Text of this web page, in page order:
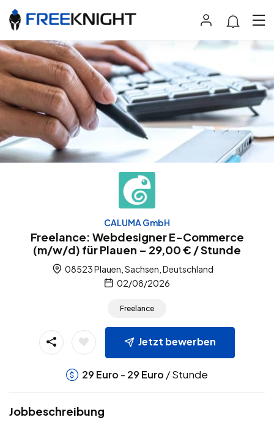
CALUMA GmbH
Freelance: Webdesigner E-Commerce
(m/w/d) für Plauen – 29,00 € / Stunde
08523 Plauen, Sachsen, Deutschland
02/08/2026
Freelance
Jetzt bewerben
29 Euro - 29 Euro / Stunde
Jobbeschreibung